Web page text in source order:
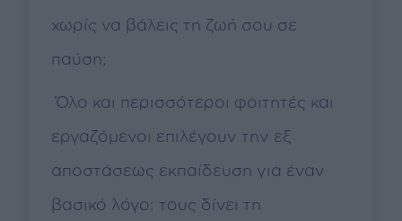
χωρίς να βάλεις τη ζωή σου σε
παύση;
Όλο και περισσότεροι φοιτητές και
εργαζόμενοι επιλέγουν την εξ
αποστάσεως εκπαίδευση για έναν
βασικό λόγο: τους δίνει τη